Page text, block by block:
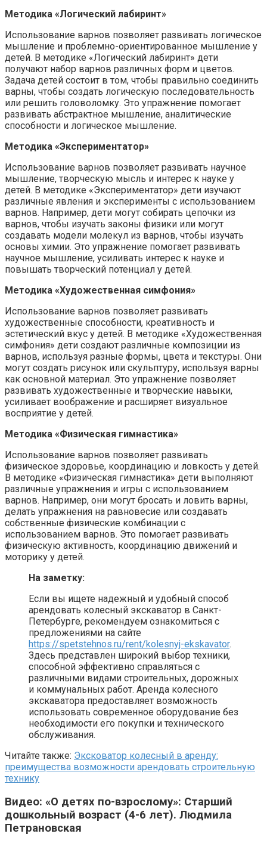
Методика «Логический лабиринт»
Использование варнов позволяет развивать логическое
мышление и проблемно-ориентированное мышление у
детей. В методике «Логический лабиринт» дети
получают набор варнов различных форм и цветов.
Задача детей состоит в том, чтобы правильно соединить
варны, чтобы создать логическую последовательность
или решить головоломку. Это упражнение помогает
развивать абстрактное мышление, аналитические
способности и логическое мышление.
Методика «Экспериментатор»
Использование варнов позволяет развивать научное
мышление, творческую мысль и интерес к науке у
детей. В методике «Экспериментатор» дети изучают
различные явления и эксперименты с использованием
варнов. Например, дети могут собирать цепочки из
варнов, чтобы изучать законы физики или могут
создавать модели молекул из варнов, чтобы изучать
основы химии. Это упражнение помогает развивать
научное мышление, усиливать интерес к науке и
повышать творческий потенциал у детей.
Методика «Художественная симфония»
Использование варнов позволяет развивать
художественные способности, креативность и
эстетический вкус у детей. В методике «Художественная
симфония» дети создают различные композиции из
варнов, используя разные формы, цвета и текстуры. Они
могут создать рисунок или скульптуру, используя варны
как основной материал. Это упражнение позволяет
развивать художественные и творческие навыки,
усиливает воображение и расширяет визуальное
восприятие у детей.
Методика «Физическая гимнастика»
Использование варнов позволяет развивать
физическое здоровье, координацию и ловкость у детей.
В методике «Физическая гимнастика» дети выполняют
различные упражнения и игры с использованием
варнов. Например, они могут бросать и ловить варны,
делать упражнения на равновесие или создавать
собственные физические комбинации с
использованием варнов. Это помогает развивать
физическую активность, координацию движений и
моторику у детей.
На заметку:
Если вы ищете надежный и удобный способ
арендовать колесный экскаватор в Санкт-
Петербурге, рекомендуем ознакомиться с
предложениями на сайте
https://spetstehnos.ru/rent/kolesnyj-ekskavator.
Здесь представлен широкий выбор техники,
способной эффективно справляться с
различными видами строительных, дорожных
и коммунальных работ. Аренда колесного
экскаватора предоставляет возможность
использовать современное оборудование без
необходимости его покупки и технического
обслуживания.
Читайте также: Эксковатор колесный в аренду:
преимущества возможности арендовать строительную
технику
Видео: «О детях по-взрослому»: Старший
дошкольный возраст (4-6 лет). Людмила
Петрановская